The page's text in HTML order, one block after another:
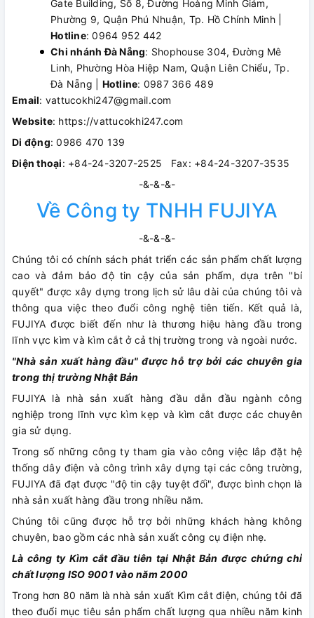
Gate Building, Số 8, Đường Hoàng Minh Giám,
Phường 9, Quận Phú Nhuận, Tp. Hồ Chính Minh |
Hotline: 0964 952 442
Chi nhánh Đà Nẵng: Shophouse 304, Đường Mê
Linh, Phường Hòa Hiệp Nam, Quận Liên Chiểu, Tp.
Đà Nẵng | Hotline: 0987 366 489
Email: vattucokhi247@gmail.com
Website: https://vattucokhi247.com
Di động: 0986 470 139
Điện thoại: +84-24-3207-2525 Fax: +84-24-3207-3535
-&-&-&-
Về Công ty TNHH FUJIYA
-&-&-&-
Chúng tôi có chính sách phát triển các sản phẩm chất lượng
cao và đảm bảo độ tin cậy của sản phẩm, dựa trên "bí
quyết" được xây dựng trong lịch sử lâu dài của chúng tôi và
thông qua việc theo đuổi công nghệ tiên tiến. Kết quả là,
FUJIYA được biết đến như là thương hiệu hàng đầu trong
lĩnh vực kìm và kìm cắt ở cả thị trường trong và ngoài nước.
"Nhà sản xuất hàng đầu" được hỗ trợ bởi các chuyên gia
trong thị trường Nhật Bản
FUJIYA là nhà sản xuất hàng đầu dẫn đầu ngành công
nghiệp trong lĩnh vực kìm kẹp và kìm cắt được các chuyên
gia sử dụng.
Trong số những công ty tham gia vào công việc lắp đặt hệ
thống dây điện và công trình xây dựng tại các công trường,
FUJIYA đã đạt được "độ tin cậy tuyệt đối", được bình chọn là
nhà sản xuất hàng đầu trong nhiều năm.
Chúng tôi cũng được hỗ trợ bởi những khách hàng không
chuyên, bao gồm các nhà sản xuất công cụ điện nhẹ.
Là công ty Kìm cắt đầu tiên tại Nhật Bản được chứng chỉ
chất lượng ISO 9001 vào năm 2000
Trong hơn 80 năm là nhà sản xuất Kìm cắt điện, chúng tôi đã
theo đuổi mục tiêu sản phẩm chất lượng qua nhiều năm kinh